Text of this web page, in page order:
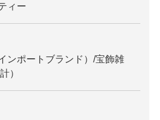
ィー
ンポートブランド）/宝飾雑
）